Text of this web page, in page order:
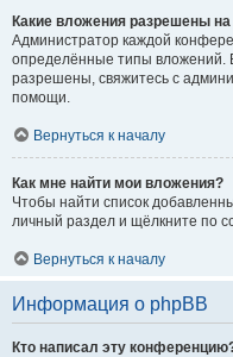
Какие вложения разрешены
Администратор каждой
определённые типы вложений.
разрешены, свяжитесь с
помощи.
Вернуться к началу
Как мне найти мои вложения?
Чтобы найти список
личный раздел и щёлкните по
Вернуться к началу
Информация о phpBB
Кто написал эту